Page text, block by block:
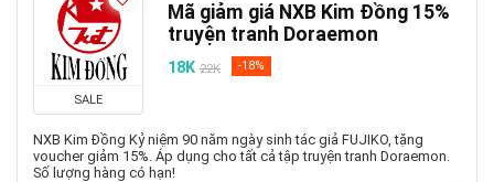
SALE
Mã giảm giá NXB Kim Đồng 15%
truyện tranh Doraemon
18K 22K -18%
NXB Kim Đồng Kỷ niệm 90 năm ngày sinh tác giả FUJIKO, tặng
voucher giảm 15%. Áp dụng cho tất cả tập truyện tranh Doraemon.
Số lượng hàng có hạn!